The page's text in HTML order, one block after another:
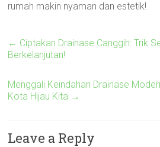
rumah makin nyaman dan estetik!
← Ciptakan Drainase Canggih: Trik
Berkelanjutan!
Menggali Keindahan Drainase
Kota Hijau Kita →
Leave a Reply